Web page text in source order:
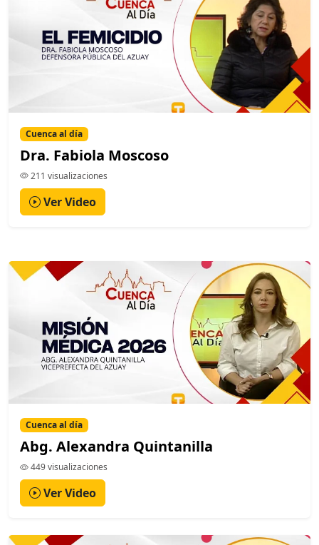
Cuenca al día
Dra. Fabiola Moscoso
211 visualizaciones
Ver Video
Cuenca al día
Abg. Alexandra Quintanilla
449 visualizaciones
Ver Video